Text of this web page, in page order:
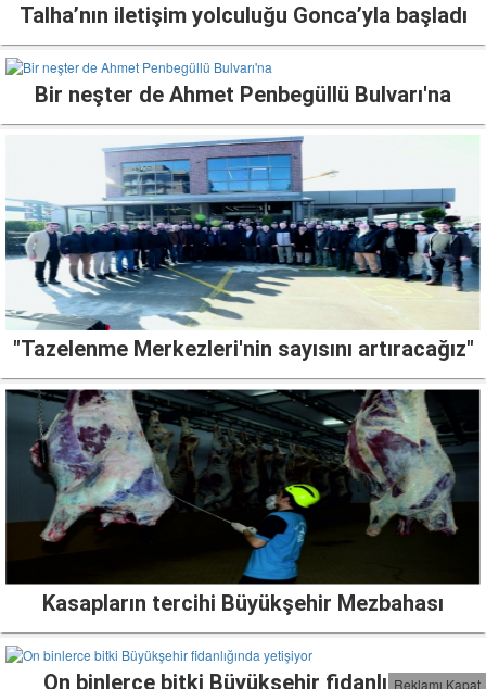
Talha’nın iletişim yolculuğu Gonca’yla başladı
Bir neşter de Ahmet Penbegüllü Bulvarı'na
"Tazelenme Merkezleri'nin sayısını artıracağız"
Kasapların tercihi Büyükşehir Mezbahası
On binlerce bitki Büyükşehir fidanlığında
Reklamı Kapat